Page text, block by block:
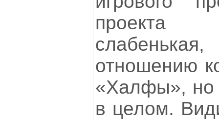
проекта
отношению
«Халфы», но
в целом.